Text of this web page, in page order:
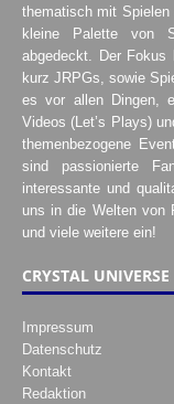
thematisch mit
kleine Palette von
abgedeckt. Der Fokus
kurz JRPGs, sowie
es vor allen Dingen,
Videos (Let’s Plays)
themenbezogene
sind passionierte
interessante und
uns in die Welten von
und viele weitere ein!
CRYSTAL UNIVERSE
Impressum
Datenschutz
Kontakt
Redaktion